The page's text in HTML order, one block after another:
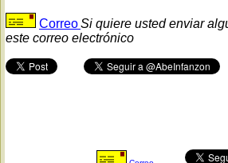
CorreoSi quiere usted enviar
este correo electrónico